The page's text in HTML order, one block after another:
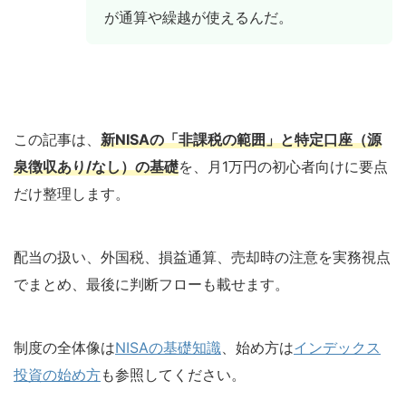
が通算や繰越が使えるんだ。
この記事は、 新NISAの「非課税の範囲」と特定口座（源
泉徴収あり/なし）の基礎を、月1万円の初心者向けに要点
だけ整理します。
配当の扱い、外国税、損益通算、売却時の注意を実務視点
でまとめ、最後に判断フローも載せます。
制度の全体像はNISAの基礎知識 、始め方はインデックス
投資の始め方も参照してください。